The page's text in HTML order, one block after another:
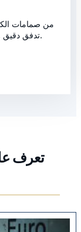
من صمامات
تدفق دقيق ومتانة، لتلبية أعلى معايير السلامة والكفاءة.
تعرف